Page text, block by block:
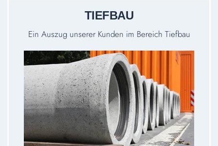
TIEFBAU
Ein Auszug unserer Kunden im Bereich Tiefbau